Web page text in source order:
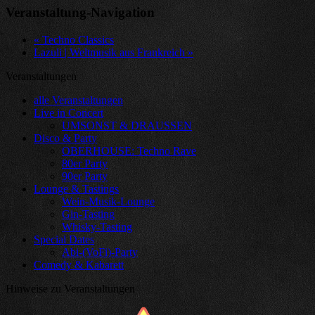
Veranstaltung-Navigation
« Techno Classics
Lazuli | Weltmusik aus Frankreich »
Veranstaltungen
alle Veranstaltungen
Live in Concert
UMSONST & DRAUSSEN
Disco & Party
OBERHOUSE: Techno Rave
80er Party
90er Party
Lounge & Tastings
Wein-Musik-Lounge
Gin-Tasting
Whisky-Tasting
Special Dates
Abi-(VoFi)-Party
Comedy & Kabarett
Hinweise zu Veranstaltungen